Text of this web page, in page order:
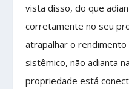
vista disso, do que
corretamente no seu
atrapalhar o
sistêmico, não adianta
propriedade está